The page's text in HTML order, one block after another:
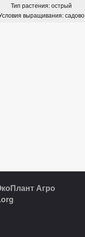
Тип растения: острый
выращивания: садово
Агро